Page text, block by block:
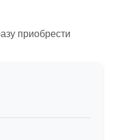
приобрести